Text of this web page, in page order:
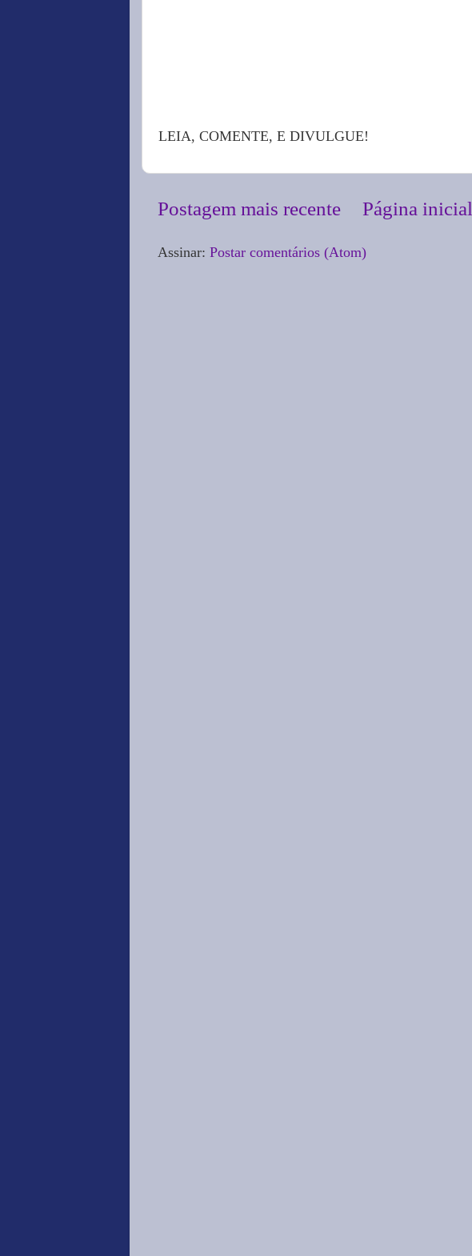
LEIA, COMENTE, E DIVULGUE!
Postagem mais recente Página inicial
Assinar: Postar comentários (Atom)